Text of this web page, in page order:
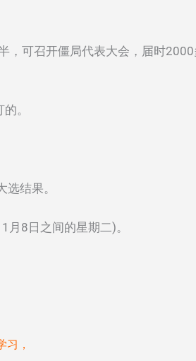
可召开僵局代表大会，届时
。
结果。
8日之间的星期二)。
，